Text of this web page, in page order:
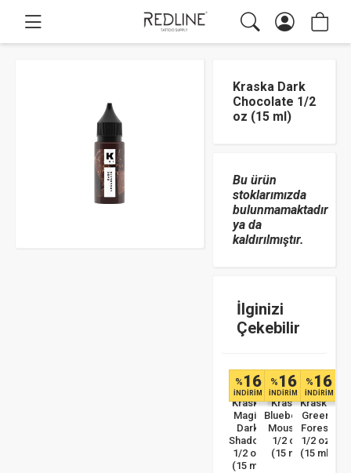
Kraska Dark
Chocolate 1/2
oz (15 ml)
Bu ürün
stoklarımızda
bulunmamaktadır
ya da
kaldırılmıştır.
İlginizi
Çekebilir
% 16
İNDİRİM
Kraska
Magic
Dark
Shadow
1/2 oz
(15 ml)
% 16
İNDİRİM
Kraska
Blueberry
Mousse
1/2 oz
(15 ml)
% 16
İNDİRİM
Kraska
Green
Forest
1/2 oz
(15 ml)